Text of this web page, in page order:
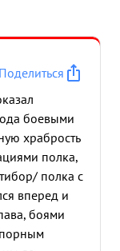
Поделиться
боевыми
храбрость
полка,
полка с
вперед и
боями